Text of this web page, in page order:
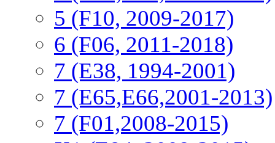
5 (F10, 2009-2017)
6 (F06, 2011-2018)
7 (E38, 1994-2001)
7 (E65,E66,2001-2013)
7 (F01,2008-2015)